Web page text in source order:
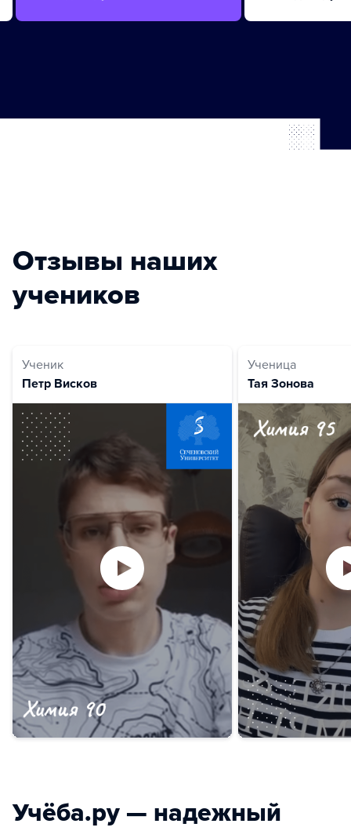
Отзывы наших
учеников
Ученик
Петр Висков
Ученица
Тая Зонова
Учёба.ру — надежный